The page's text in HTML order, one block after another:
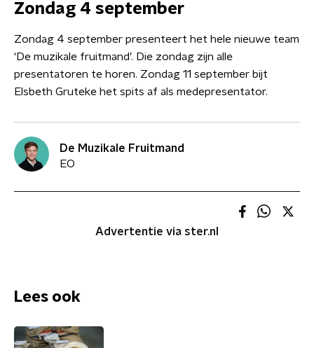
Zondag 4 september
Zondag 4 september presenteert het hele nieuwe team
‘De muzikale fruitmand’. Die zondag zijn alle
presentatoren te horen. Zondag 11 september bijt
Elsbeth Gruteke het spits af als medepresentator.
De Muzikale Fruitmand
EO
Advertentie via ster.nl
Lees ook